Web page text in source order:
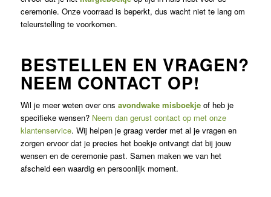
ceremonie. Onze voorraad is beperkt, dus wacht niet te lang om
teleurstelling te voorkomen.
BESTELLEN EN VRAGEN?
NEEM CONTACT OP!
Wil je meer weten over ons avondwake misboekjeof heb je
specifieke wensen? Neem dan gerust contact op met onze
klantenservice. Wij helpen je graag verder met al je vragen en
zorgen ervoor dat je precies het boekje ontvangt dat bij jouw
wensen en de ceremonie past. Samen maken we van het
afscheid een waardig en persoonlijk moment.